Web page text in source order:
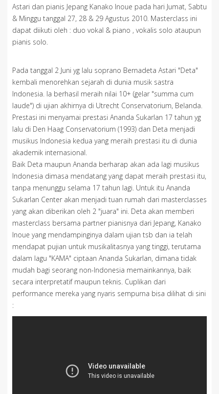
Astari dan pianis Jepang Kanako Inoue pada hari Jumat, Sabtu
& Minggu tanggal 27, 28 & 29 Agustus 2010. Masterclass ini
dapat diikuti oleh : duo vokal & piano , vokalis solo ataupun
pianis solo.
Pada tanggal 2 Juni yg lalu soprano Bernadeta Astari "Deta"
kembali menorehkan sejarah di dunia musik sastra
Indonesia. Ia berhasil meraih nilai 10+ (gelar "summa cum
laude") di ujian akhirnya di Utrecht Conservatorium, Belanda.
Prestasi ini menyamai prestasi Ananda Sukarlan 17 tahun yg
lalu di Den Haag Conservatorium (1993) dan Deta menjadi
musikus Indonesia kedua yang meraih prestasi itu di dunia
akademik internasional.
Baik Deta maupun Ananda berharap akan ada lagi musikus
Indonesia dimasa mendatang yang dapat meraih prestasi itu,
tanpa menunggu selama 17 tahun lagi. Untuk itu Ananda
Sukarlan Center akan menjadi tuan rumah dari masterclasses
yang akan diberikan oleh 2 "juara" ini. Deta akan memberi
masterclass bersama partner pianisnya dari Jepang, Kanako
Inoue yang mendampinginya dalam ujian tsb dan ia telah
mendapat pujian untuk musikalitasnya yang tinggi, terutama
dalam lagu "KAMA" ciptaan Ananda Sukarlan, dimana tidak
mudah bagi seorang non-Indonesia memainkannya, baik
secara interpretatif maupun teknis. Cuplikan dari
performance mereka yang nyaris sempurna bisa dilihat di sini
: